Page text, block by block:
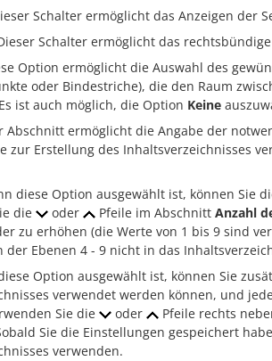
Schalter ermöglicht das Anzeigen der
Schalter ermöglicht das
Option ermöglicht die Auswahl des
oder Bindestriche), die den Raum
ist auch möglich, die Option Keine
Abschnitt ermöglicht die Angabe der
zur Erstellung des Inhaltsverzeichnisses
diese Option ausgewählt ist, können Sie
die
oder Pfeile im Abschnitt Anzahl
zu erhöhen (die Werte von 1 bis 9 sind
der Ebenen 4 - 9 nicht in das
Option ausgewählt ist, können Sie
verwendet werden können, und
Sie die
oder
Pfeile rechts
Sie die Einstellungen gespeichert
verwenden.